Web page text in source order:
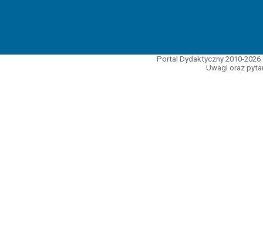
Portal Dydaktyczny 2010-
Uwagi oraz